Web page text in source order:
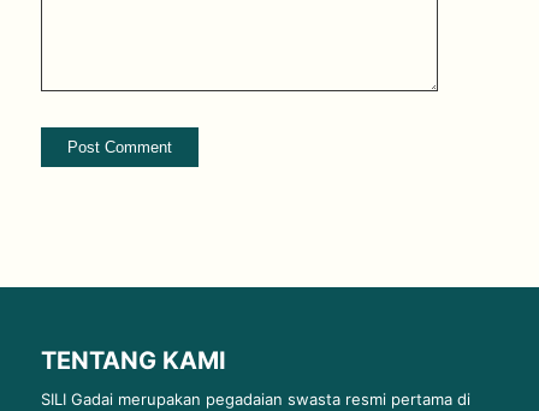
TENTANG KAMI
SILI Gadai merupakan pegadaian swasta resmi pertama di